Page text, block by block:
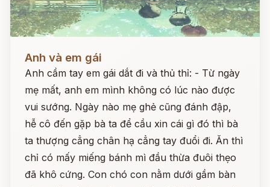
Anh và em gái
Anh cầm tay em gái dắt đi và thủ thỉ: - Từ ngày
mẹ mất, anh em mình không có lúc nào được
vui sướng. Ngày nào mẹ ghẻ cũng đánh đập,
hễ cô đến gặp bà ta để cầu xin cái gì đó thì bà
ta thượng cẳng chân hạ cẳng tay đuổi đi. Ăn thì
chỉ có mấy miếng bánh mì đầu thừa đuôi thẹo
đã khô cứng. Con chó con nằm dưới gầm bàn